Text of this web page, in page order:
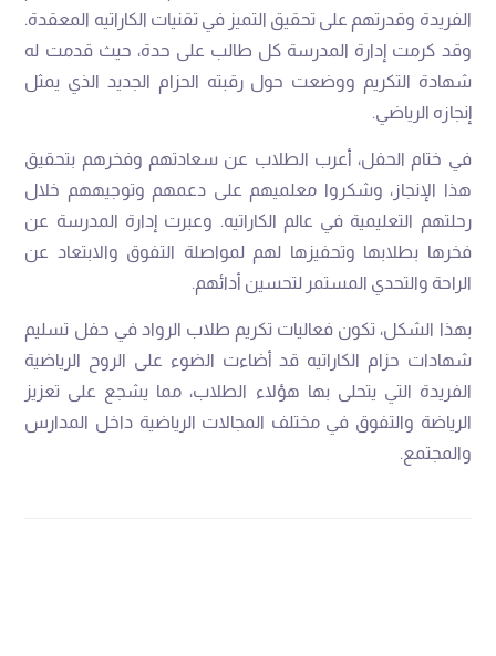
الفريدة وقدرتهم على تحقيق التميز في تقنيات الكاراتيه المعقدة.
وقد كرمت إدارة المدرسة كل طالب على حدة، حيث قدمت له
شهادة التكريم ووضعت حول رقبته الحزام الجديد الذي يمثل
إنجازه الرياضي.
في ختام الحفل، أعرب الطلاب عن سعادتهم وفخرهم بتحقيق
هذا الإنجاز، وشكروا معلميهم على دعمهم وتوجيههم خلال
رحلتهم التعليمية في عالم الكاراتيه. وعبرت إدارة المدرسة عن
فخرها بطلابها وتحفيزها لهم لمواصلة التفوق والابتعاد عن
الراحة والتحدي المستمر لتحسين أدائهم.
بهذا الشكل، تكون فعاليات تكريم طلاب الرواد في حفل تسليم
شهادات حزام الكاراتيه قد أضاءت الضوء على الروح الرياضية
الفريدة التي يتحلى بها هؤلاء الطلاب، مما يشجع على تعزيز
الرياضة والتفوق في مختلف المجالات الرياضية داخل المدارس
والمجتمع.